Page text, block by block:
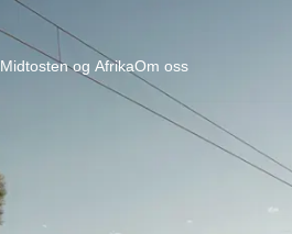
Midtosten og AfrikaOm oss